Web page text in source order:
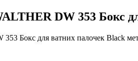
DW 353 Бокс
Бокс для ватних палочек Black